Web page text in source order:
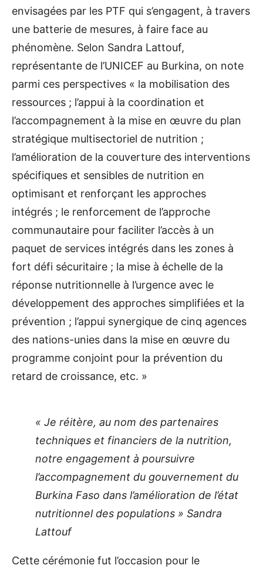
envisagées par les PTF qui s’engagent, à travers
une batterie de mesures, à faire face au
phénomène. Selon Sandra Lattouf,
représentante de l’UNICEF au Burkina, on note
parmi ces perspectives « la mobilisation des
ressources ; l’appui à la coordination et
l’accompagnement à la mise en œuvre du plan
stratégique multisectoriel de nutrition ;
l’amélioration de la couverture des interventions
spécifiques et sensibles de nutrition en
optimisant et renforçant les approches
intégrés ; le renforcement de l’approche
communautaire pour faciliter l’accès à un
paquet de services intégrés dans les zones à
fort défi sécuritaire ; la mise à échelle de la
réponse nutritionnelle à l’urgence avec le
développement des approches simplifiées et la
prévention ; l’appui synergique de cinq agences
des nations-unies dans la mise en œuvre du
programme conjoint pour la prévention du
retard de croissance, etc. »
« Je réitère, au nom des partenaires
techniques et financiers de la nutrition,
notre engagement à poursuivre
l’accompagnement du gouvernement du
Burkina Faso dans l’amélioration de l’état
nutritionnel des populations » Sandra
Lattouf
Cette cérémonie fut l’occasion pour le